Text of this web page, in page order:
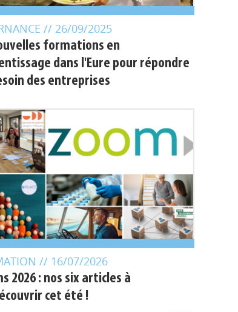
// 26/09/2025
formations en
dans l'Eure pour répondre
des entreprises
// 16/07/2026
2026 : nos six articles à